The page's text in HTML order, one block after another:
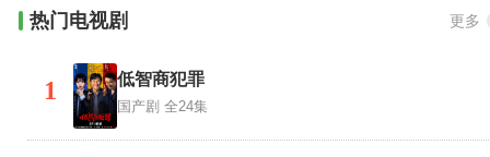
热门电视剧 更多
1 低智商犯罪
国产剧 全24集